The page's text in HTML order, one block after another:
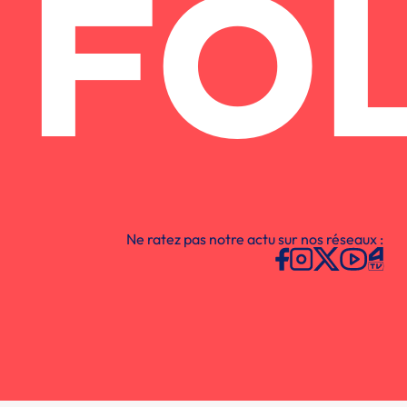
Ne ratez pas notre actu sur nos réseaux :